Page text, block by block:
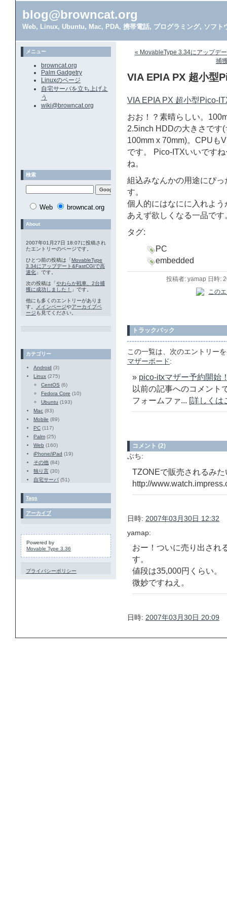
blog@browncat.org
Web, Linux, Ubuntu, Mac, PDA, 携帯電話, プログラミング, ソフト
« MovableType 3.34にアップデ
捕
VIA EPIA PX 超小型
VIA EPIA PX 超小型Pico-
おお！？素晴らしい。
2.5inch HDDの大きさです
100mm x 70mm)。CPUも
です。 Pico-ITXいいです
ね。
組込みなんかの用途にぴ
す。
個人的にはなにに入れよ
あえず欲しくなる一品です
タグ:
PC
embedded
投稿者: yamap 日時:
トラックバック
この一覧は、次のエントリー
マザーボード:
» pico-itxマザー予約開始
以前の記事へのコメント
フォームファ... [詳しくは
コメント (2)
ぶち:
TZONEで販売されるみ
http://
日時: 2007年03月30日 12:32
yamap:
おー！ついに売り出され
す。
値段は35,000円くらい。
微妙ですねえ。
日時: 2007年03月30日 20:09
メニュー
browncat.org
Palm Gadgetry
Linuxのページ
自宅サーバを立ち上げよ
う
wiki@browncat.org
検索
Web browncat.org
About
2007年01月27日 18:07に投稿され
たエントリーのページです。
ひとつ前の投稿は「MovableType
3.34にアップデート&FastCGIで高
速化 」です。
次の投稿は「やわらか戦車、2台捕
獲に成功しました！
」です。
他にも多くのエントリーがありま
す。
メインページやアーカイブペ
ージ も見てください。
カテゴリー
Android (3)
Linux (275)
CentOS (6)
Fedora Core (10)
Ubuntu (193)
Mac (83)
Mobile (89)
PC (117)
Palm (25)
Web (160)
iPhone/iPad (19)
その他 (84)
独り言 (30)
自宅サーバ (51)
Tags
アーカイブ
Powered by
Movable Type 3.36
プライバシーポリシー